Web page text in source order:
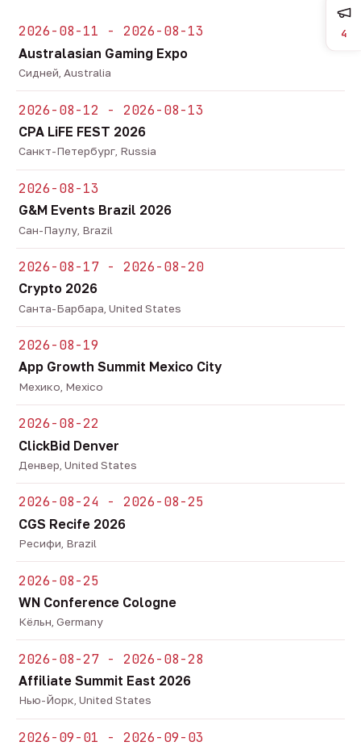
2026-08-11 - 2026-08-13
Australasian Gaming Expo
Сидней, Australia
2026-08-12 - 2026-08-13
CPA LiFE FEST 2026
Санкт-Петербург, Russia
2026-08-13
G&M Events Brazil 2026
Сан-Паулу, Brazil
2026-08-17 - 2026-08-20
Crypto 2026
Санта-Барбара, United States
2026-08-19
App Growth Summit Mexico City
Мехико, Mexico
2026-08-22
ClickBid Denver
Денвер, United States
2026-08-24 - 2026-08-25
CGS Recife 2026
Ресифи, Brazil
2026-08-25
WN Conference Cologne
Кёльн, Germany
2026-08-27 - 2026-08-28
Affiliate Summit East 2026
Нью-Йорк, United States
2026-09-01 - 2026-09-03
4